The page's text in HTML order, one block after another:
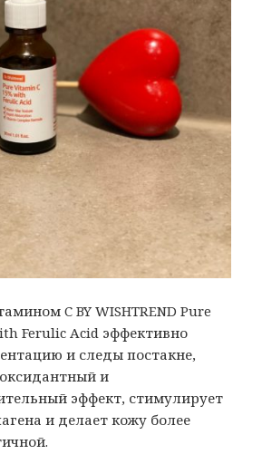
C BY WISHTREND Pure
Ferulic Acid эффективно
и следы постакне,
и
эффект, стимулирует
и делает кожу более